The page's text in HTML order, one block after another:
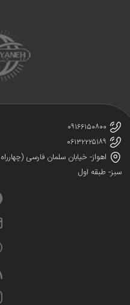
۰۹۱۶۶۱۵۰۸۰۰
۰۶۱۳۲۲۲۵۱۸۹
اهواز- خیابان سلمان فارسی (چهارراه
طبقه اول